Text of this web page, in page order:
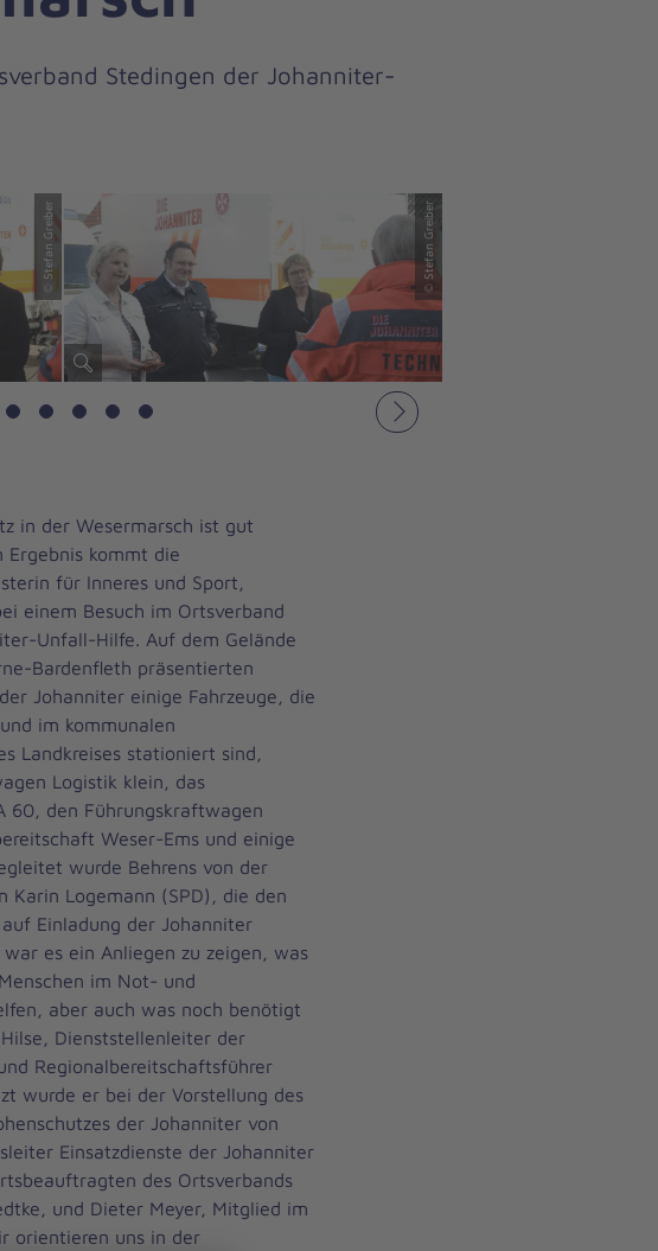
Stedingen der Johanniter-
© Stefan Greiber © Stefan Greiber
Nächstes
in der Wesermarsch ist gut
kommt die
für Inneres und Sport,
einem Besuch im Ortsverband
Unfall-Hilfe. Auf dem Gelände
Bardenfleth präsentierten
Johanniter einige Fahrzeuge, die
im kommunalen
Landkreises stationiert sind,
Logistik klein, das
60, den Führungskraftwagen
Weser-Ems und einige
wurde Behrens von der
Karin Logemann (SPD), die den
Einladung der Johanniter
es ein Anliegen zu zeigen, was
im Not- und
aber auch was noch benötigt
Dienststellenleiter der
Regionalbereitschaftsführer
wurde er bei der Vorstellung des
der Johanniter von
Einsatzdienste der Johanniter
des Ortsverbands
und Dieter Meyer, Mitglied im
orientieren uns in der